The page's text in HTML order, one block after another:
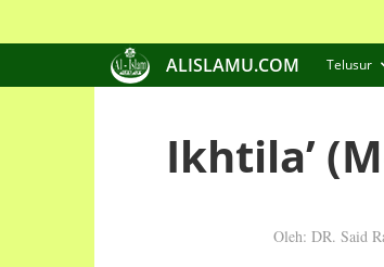
ALISLAMU.COM Telusur
Ikhtila’
Oleh: DR. Said